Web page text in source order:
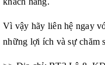
Vì vậy hãy liên hệ ngay
những lợi ích và sự chăm